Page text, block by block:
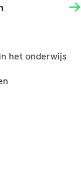
het onderwijs